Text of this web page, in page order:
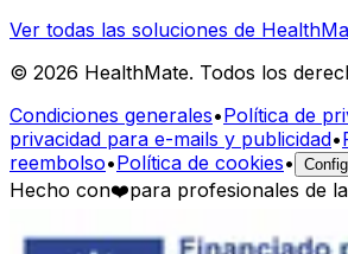
Ver todas las soluciones de
© 2026 HealthMate. Todos los
Condiciones generales•Política de
privacidad para e-mails y publicidad•
reembolso•Política de cookies•
Hecho con❤️para profesionales de